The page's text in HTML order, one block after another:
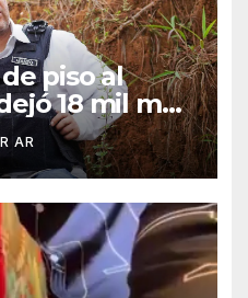
piso al
18 mil mdp
asesinato de
AR